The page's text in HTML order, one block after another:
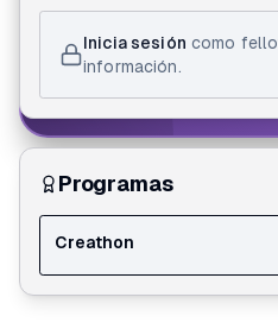
Cindy Vanessa
Inicia sesión como
información.
Programas
Creathon